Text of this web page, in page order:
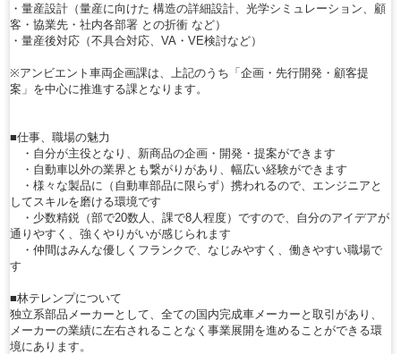
・量産設計（量産に向けた 構造の詳細設計、光学シミュレーション、顧
客・協業先・社内各部署 との折衝 など）
・量産後対応（不具合対応、VA・VE検討など）
※アンビエント車両企画課は、上記のうち「企画・先行開発・顧客提
案」を中心に推進する課となります。
■仕事、職場の魅力
・自分が主役となり、新商品の企画・開発・提案ができます
・自動車以外の業界とも繋がりがあり、幅広い経験ができます
・様々な製品に（自動車部品に限らず）携われるので、エンジニアと
してスキルを磨ける環境です
・少数精鋭（部で20数人、課で8人程度）ですので、自分のアイデアが
通りやすく、強くやりがいが感じられます
・仲間はみんな優しくフランクで、なじみやすく、働きやすい職場で
す
■林テレンプについて
独立系部品メーカーとして、全ての国内完成車メーカーと取引があり、
メーカーの業績に左右されることなく事業展開を進めることができる環
境にあります。